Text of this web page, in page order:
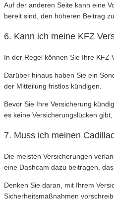
Auf der anderen Seite kann eine
bereit sind, den höheren Beitrag
6. Kann ich meine KFZ
In der Regel können Sie Ihre KFZ
Darüber hinaus haben Sie ein
der Mitteilung fristlos kündigen.
Bevor Sie Ihre Versicherung
es keine Versicherungslücken
7. Muss ich meinen
Die meisten Versicherungen
eine Dashcam dazu beitragen,
Denken Sie daran, mit Ihrem
Sicherheitsmaßnahmen